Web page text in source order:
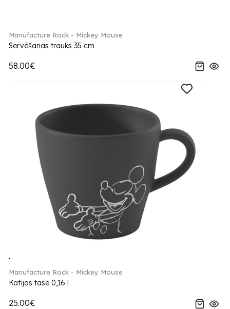
Manufacture Rock - Mickey Mouse
Servēšanas trauks 35 cm
58.00€
Manufacture Rock - Mickey Mouse
Kafijas tase 0,16 l
25.00€